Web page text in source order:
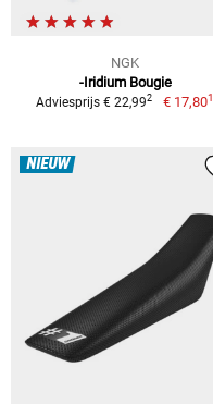
NGK
-Iridium Bougie
Adviesprijs € 22,992 € 17,801
NIEUW